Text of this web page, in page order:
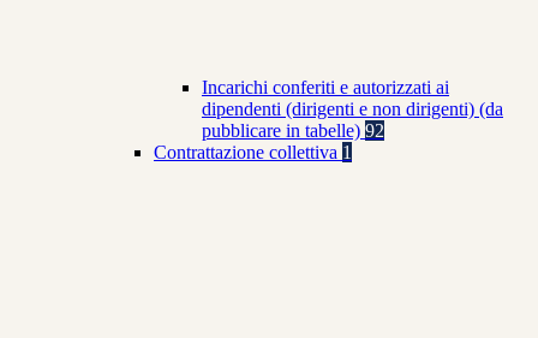
Incarichi conferiti e autorizzati ai
dipendenti (dirigenti e non dirigenti) (da
pubblicare in tabelle) 92
Contrattazione collettiva 1